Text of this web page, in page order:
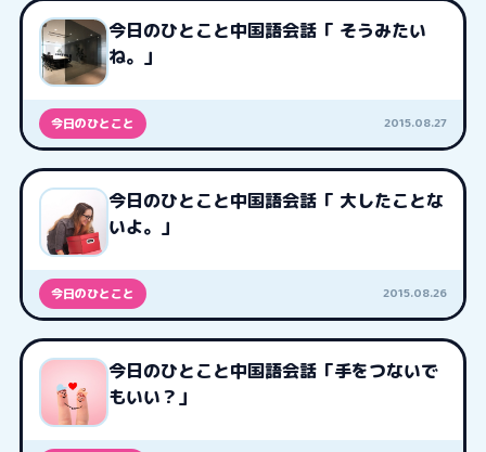
今日のひとこと中国語会話「 そうみたい
ね。」
今日のひとこと 2015.08.27
今日のひとこと中国語会話「 大したことな
いよ。」
今日のひとこと 2015.08.26
今日のひとこと中国語会話「手をつないで
もいい？」